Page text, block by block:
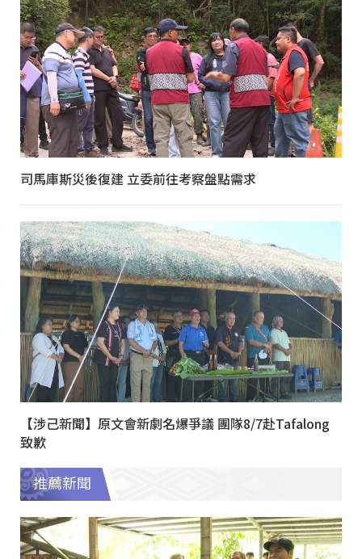
司馬庫斯災後復建 立委前往考察盤點需求
【涉己新聞】原文會新劇名爆爭議 團隊8/7赴Tafalong
致歉
推薦新聞